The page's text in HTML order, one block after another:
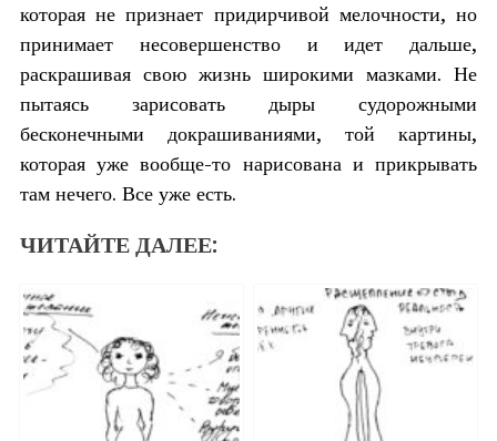
которая не признает придирчивой мелочности, но
принимает несовершенство и идет дальше,
раскрашивая свою жизнь широкими мазками. Не
пытаясь зарисовать дыры судорожными
бесконечными докрашиваниями, той картины,
которая уже вообще-то нарисована и прикрывать
там нечего. Все уже есть.
ЧИТАЙТЕ ДАЛЕЕ: